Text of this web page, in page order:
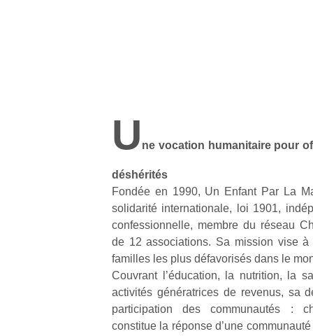
U ne vocation humanitaire pour
déshérités
Fondée en 1990, Un Enfant Par La
solidarité internationale, loi 1901,
confessionnelle, membre du réseau
de 12 associations. Sa mission vise
familles les plus défavorisés dans le
Couvrant l’éducation, la nutrition, la
activités génératrices de revenus, sa
participation des communautés :
constitue la réponse d’une